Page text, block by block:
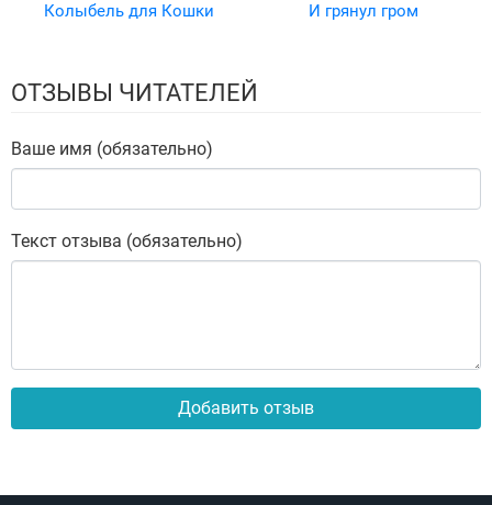
Колыбель для Кошки
И грянул гром
ОТЗЫВЫ ЧИТАТЕЛЕЙ
Ваше имя (обязательно)
Текст отзыва (обязательно)
Добавить отзыв